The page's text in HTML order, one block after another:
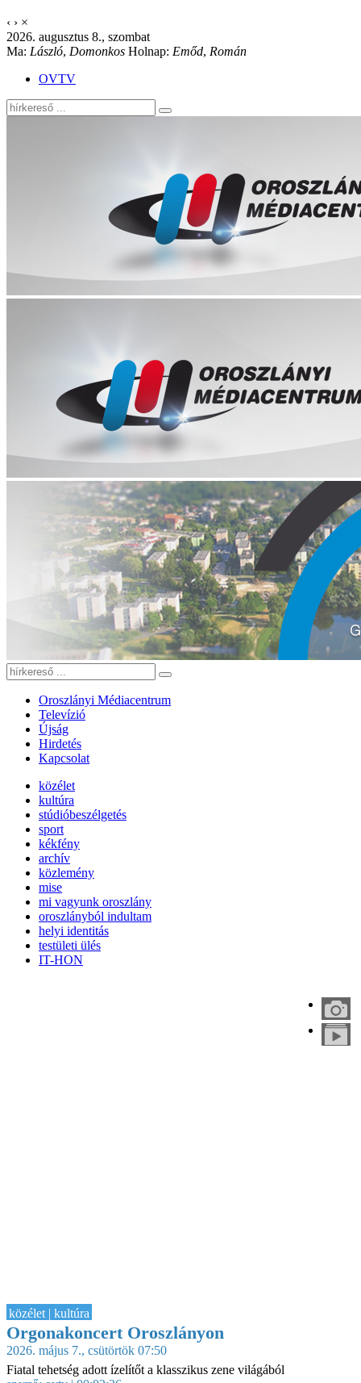
‹ › ×
2026. augusztus 8., szombat
Ma: László, Domonkos Holnap: Emőd, Román
OVTV
Oroszlányi Médiacentrum
Televízió
Újság
Hirdetés
Kapcsolat
közélet
kultúra
stúdióbeszélgetés
sport
kékfény
archív
közlemény
mise
mi vagyunk oroszlány
oroszlányból indultam
helyi identitás
testületi ülés
IT-HON
közélet | kultúra
Orgonakoncert Oroszlányon
2026. május 7., csütörtök 07:50
Fiatal tehetség adott ízelítőt a klasszikus zene világából